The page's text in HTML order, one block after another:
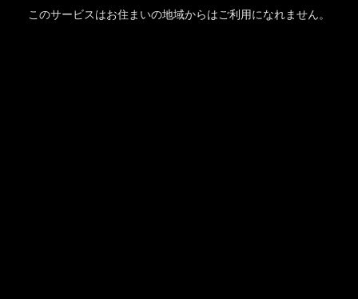
このサービスはお住まいの地域からはご利用になれません。